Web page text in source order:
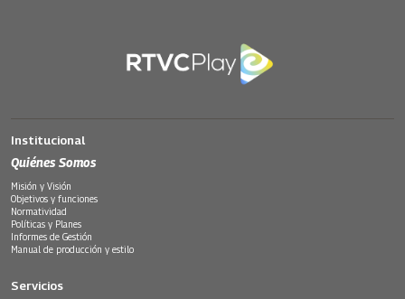
Institucional
Quiénes Somos
Misión y Visión
Objetivos y funciones
Normatividad
Políticas y Planes
Informes de Gestión
Manual de producción y estilo
Servicios